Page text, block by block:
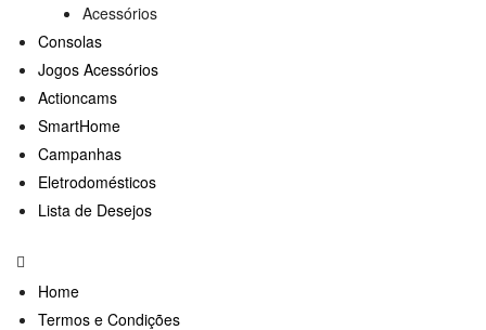
Acessórios
Consolas
Jogos Acessórios
Actioncams
SmartHome
Campanhas
Eletrodomésticos
Lista de Desejos
Home
Termos e Condições